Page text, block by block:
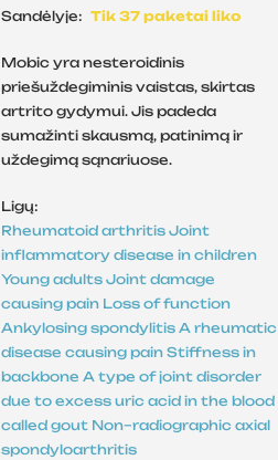
Sandėlyje: Tik 37 paketai liko
Mobic yra nesteroidinis
priešuždegiminis vaistas, skirtas
artrito gydymui. Jis padeda
sumažinti skausmą, patinimą ir
uždegimą sąnariuose.
Ligų:
Rheumatoid arthritis Joint
inflammatory disease in children
Young adults Joint damage
causing pain Loss of function
Ankylosing spondylitis A rheumatic
disease causing pain Stiffness in
backbone A type of joint disorder
due to excess uric acid in the blood
called gout Non–radiographic axial
spondyloarthritis